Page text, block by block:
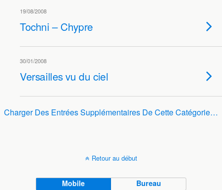
19/08/2008
Tochni – Chypre
30/01/2008
Versailles vu du ciel
Charger Des Entrées Supplémentaires De Cette Catégorie…
Retour au début
Mobile Bureau